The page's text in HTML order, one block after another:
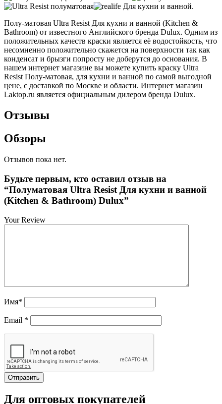
Полу-матовая Ultra Resist Для кухни и ванной (Kitchen &
Bathroom) от известного Английского бренда Dulux. Одним из
положительных качеств краски является её водостойкость, что
несомненно положительно скажется на поверхности так как
конденсат и брызги попросту не доберутся до основания. В
нашем интернет магазине вы можете купить краску Ultra
Resist Полу-матовая, для кухни и ванной по самой выгодной
цене, с доставкой по Москве и области. Интернет магазин
Laktop.ru является официальным дилером бренда Dulux.
Отзывы
Обзоры
Отзывов пока нет.
Будьте первым, кто оставил отзыв на
“Полуматовая Ultra Resist Для кухни и ванной
(Kitchen & Bathroom) Dulux”
Your Review
Имя*
Email *
Для оптовых покупателей